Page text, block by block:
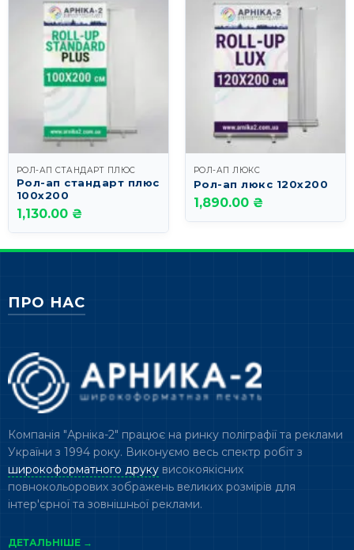
РОЛ-АП СТАНДАРТ ПЛЮС
Рол-ап стандарт плюс
100х200
1,130.00 ₴
РОЛ-АП ЛЮКС
Рол-ап люкс 120х200
1,890.00 ₴
ПРО НАС
Компанія "Арніка-2" працює на ринку поліграфії та реклами
України з 1994 року. Виконуємо весь спектр робіт з
широкоформатного друкувисокоякісних
повнокольорових зображень великих розмірів для
інтер'єрної та зовнішньої реклами.
ДЕТАЛЬНІШЕ →